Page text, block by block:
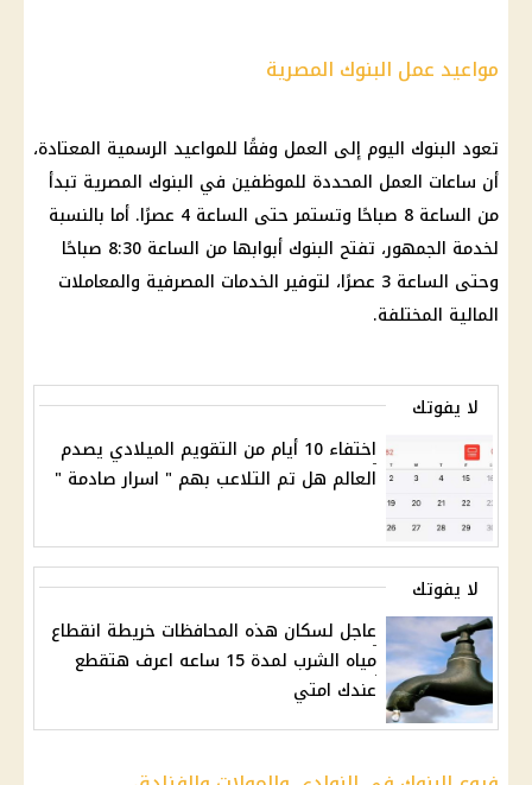
مواعيد عمل البنوك المصرية
تعود البنوك اليوم إلى العمل وفقًا للمواعيد الرسمية المعتادة،
أن ساعات العمل المحددة للموظفين في البنوك المصرية تبدأ
من الساعة 8 صباحًا وتستمر حتى الساعة 4 عصرًا. أما بالنسبة
لخدمة الجمهور، تفتح البنوك أبوابها من الساعة 8:30 صباحًا
وحتى الساعة 3 عصرًا، لتوفير الخدمات المصرفية والمعاملات
المالية المختلفة.
لا يفوتك
اختفاء 10 أيام من التقويم الميلادي يصدم
العالم هل تم التلاعب بهم " اسرار صادمة "
لا يفوتك
عاجل لسكان هذه المحافظات خريطة انقطاع
مياه الشرب لمدة 15 ساعه اعرف هتقطع
عندك امتي